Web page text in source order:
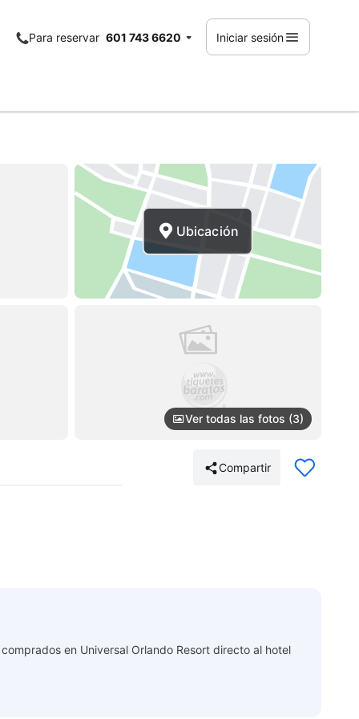
Para reservar 601 743 6620 Iniciar sesión
Ver todas las fotos (3)
Ubicación
Compartir
en Universal Orlando Resort directo al hotel